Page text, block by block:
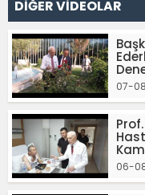
DİĞER VİDEOLAR
07-
06-